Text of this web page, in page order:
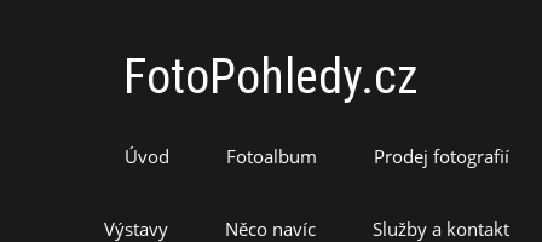
FotoPohledy.cz
Úvod Fotoalbum Prodej fotografií
Výstavy Něco navíc Služby a kontakt